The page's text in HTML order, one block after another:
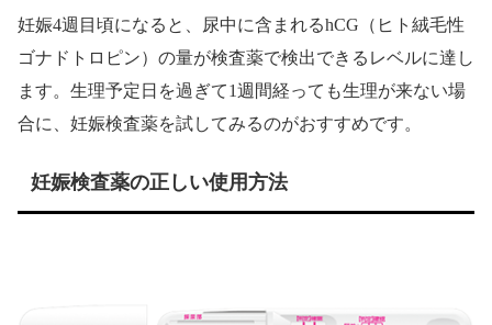
妊娠4週目頃になると、尿中に含まれるhCG（ヒト絨毛性
ゴナドトロピン）の量が検査薬で検出できるレベルに達し
ます。生理予定日を過ぎて1週間経っても生理が来ない場
合に、妊娠検査薬を試してみるのがおすすめです。
妊娠検査薬の正しい使用方法